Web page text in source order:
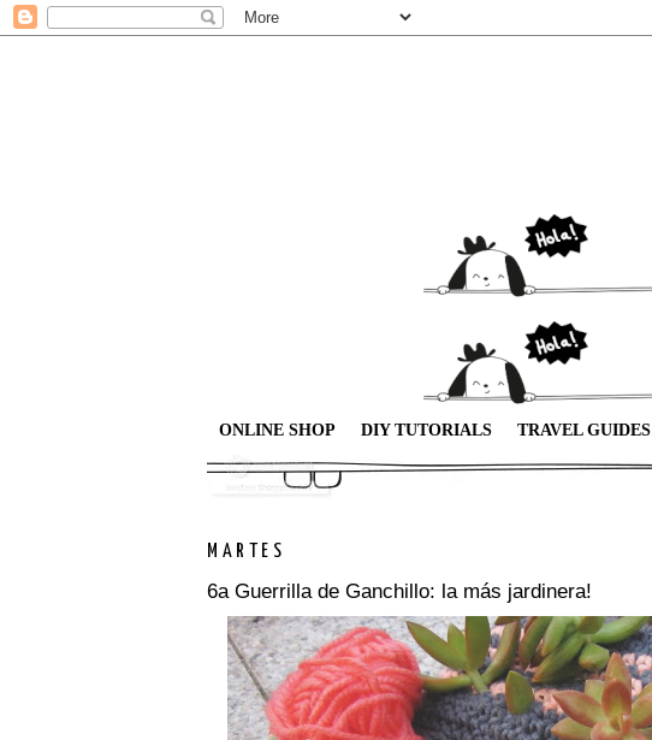
ONLINE SHOP DIY TUTORIALS TRAVEL GUIDES
MARTES
6a Guerrilla de Ganchillo: la más jardinera!